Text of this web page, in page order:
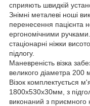
сприяють швидкій
Знімні металеві ноші
перенесення пацієнта
ергономічними
стаціонарні ніжки
підлогу.
Маневреність візка
великого діаметра 200
Візок комплектується
1800х530х30мм, з
виконаний з приємного